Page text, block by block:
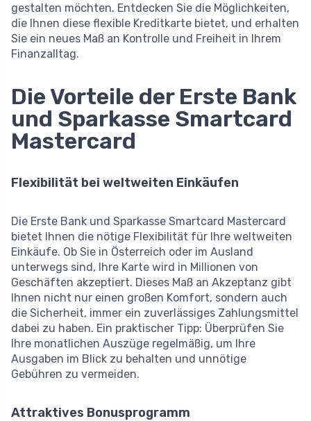
gestalten möchten. Entdecken Sie die Möglichkeiten,
die Ihnen diese flexible Kreditkarte bietet, und erhalten
Sie ein neues Maß an Kontrolle und Freiheit in Ihrem
Finanzalltag.
Die Vorteile der Erste Bank
und Sparkasse Smartcard
Mastercard
Flexibilität bei weltweiten Einkäufen
Die Erste Bank und Sparkasse Smartcard Mastercard
bietet Ihnen die nötige Flexibilität für Ihre weltweiten
Einkäufe. Ob Sie in Österreich oder im Ausland
unterwegs sind, Ihre Karte wird in Millionen von
Geschäften akzeptiert. Dieses Maß an Akzeptanz gibt
Ihnen nicht nur einen großen Komfort, sondern auch
die Sicherheit, immer ein zuverlässiges Zahlungsmittel
dabei zu haben. Ein praktischer Tipp: Überprüfen Sie
Ihre monatlichen Auszüge regelmäßig, um Ihre
Ausgaben im Blick zu behalten und unnötige
Gebühren zu vermeiden.
Attraktives Bonusprogramm